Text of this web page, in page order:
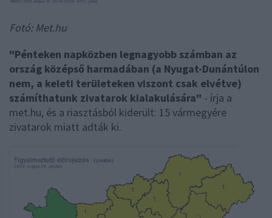
Fotó: Met.hu
"Pénteken napközben legnagyobb számban az
ország középső harmadában (a Nyugat-Dunántúlon
nem, a keleti területeken viszont csak elvétve)
számíthatunk zivatarok kialakulására" - írja a
met.hu, és a riasztásból kiderült: 15 vármegyére
zivatarok miatt adták ki.